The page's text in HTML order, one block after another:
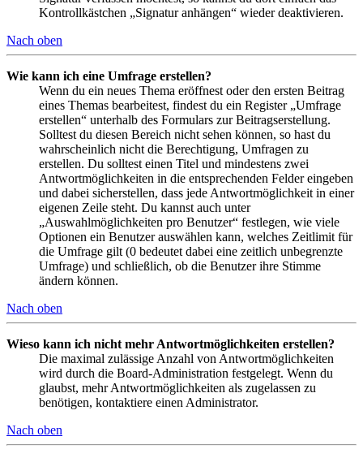
Kontrollkästchen „Signatur anhängen“ wieder deaktivieren.
Nach oben
Wie kann ich eine Umfrage erstellen?
Wenn du ein neues Thema eröffnest oder den ersten Beitrag
eines Themas bearbeitest, findest du ein Register „Umfrage
erstellen“ unterhalb des Formulars zur Beitragserstellung.
Solltest du diesen Bereich nicht sehen können, so hast du
wahrscheinlich nicht die Berechtigung, Umfragen zu
erstellen. Du solltest einen Titel und mindestens zwei
Antwortmöglichkeiten in die entsprechenden Felder eingeben
und dabei sicherstellen, dass jede Antwortmöglichkeit in einer
eigenen Zeile steht. Du kannst auch unter
„Auswahlmöglichkeiten pro Benutzer“ festlegen, wie viele
Optionen ein Benutzer auswählen kann, welches Zeitlimit für
die Umfrage gilt (0 bedeutet dabei eine zeitlich unbegrenzte
Umfrage) und schließlich, ob die Benutzer ihre Stimme
ändern können.
Nach oben
Wieso kann ich nicht mehr Antwortmöglichkeiten erstellen?
Die maximal zulässige Anzahl von Antwortmöglichkeiten
wird durch die Board-Administration festgelegt. Wenn du
glaubst, mehr Antwortmöglichkeiten als zugelassen zu
benötigen, kontaktiere einen Administrator.
Nach oben